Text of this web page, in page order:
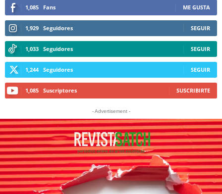
1,085 Fans ME GUSTA
1,929 Seguidores SEGUIR
1,033 Seguidores SEGUIR
1,244 Seguidores SEGUIR
1,085 Suscriptores SUSCRIBIRTE
- Advertisement -